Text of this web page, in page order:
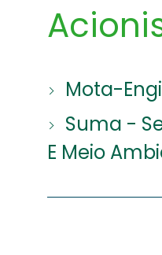
Mota-
Suma -
E Meio